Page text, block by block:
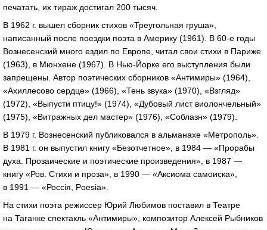
печатать, их тираж достигал 200 тысяч.
В 1962 г. вышел сборник стихов «Треугольная груша»,
написанный после поездки поэта в Америку (1961). В 60-е годы
Вознесенский много ездил по Европе, читал свои стихи в Париже
(1963), в Мюнхене (1967). В Нью-Йорке его выступления были
запрещены. Автор поэтических сборников «Антимиры» (1964),
«Ахиллесово сердце» (1966), «Тень звука» (1970), «Взгляд»
(1972), «Выпусти птицу!» (1974), «Дубовый лист виолончельный»
(1975), «Витражных дел мастер» (1976), «Соблазн» (1979).
В 1979 г. Вознесенский публиковался в альманахе «Метрополь».
В 1981 г. он выпустил книгу «Безотчетное», в 1984 — «Прорабы
духа. Прозаические и поэтические произведения», в 1987 —
книгу «Ров. Стихи и проза», в 1990 — «Аксиома самоиска»,
в 1991 — «Россiя, Poesia».
На стихи поэта режиссер Юрий Любимов поставил в Театре
на Таганке спектакль «Антимиры», композитор Алексей Рыбников